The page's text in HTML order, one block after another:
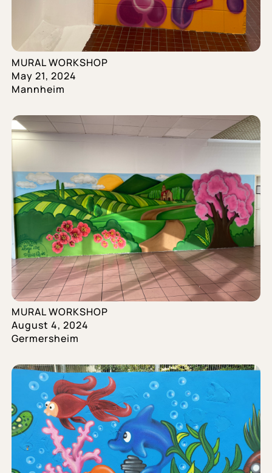
MURAL WORKSHOP
May 21, 2024
Mannheim
MURAL WORKSHOP
August 4, 2024
Germersheim